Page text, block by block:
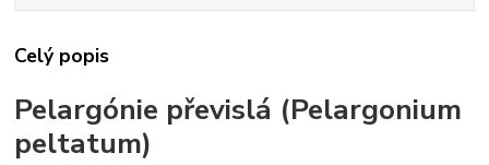
Celý popis
Pelargónie převislá (Pelargonium
peltatum)